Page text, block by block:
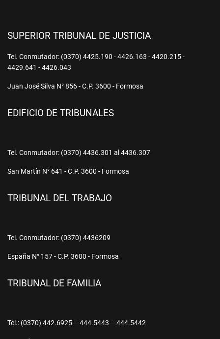
SUPERIOR TRIBUNAL DE JUSTICIA
Tel. Conmutador: (0370) 4425.190 - 4426.163 - 4420.215 -
4429.641 - 4426.043
Juan José Silva N° 856 - C.P. 3600 - Formosa
EDIFICIO DE TRIBUNALES
Tel. Conmutador: (0370) 4436.301 al 4436.307
San Martín N° 641 - C.P. 3600 - Formosa
TRIBUNAL DEL TRABAJO
Tel. Conmutador: (0370) 4436209
España N° 157 - C.P. 3600 - Formosa
TRIBUNAL DE FAMILIA
Tel.: (0370) 442.6925 – 444.5443 – 444.5442